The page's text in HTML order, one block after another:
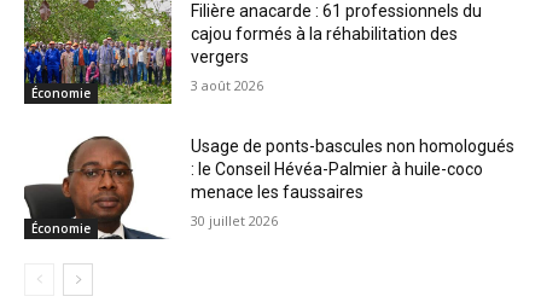
Économie
Filière anacarde : 61 professionnels du
cajou formés à la réhabilitation des
vergers
3 août 2026
Économie
Usage de ponts-bascules non homologués
: le Conseil Hévéa-Palmier à huile-coco
menace les faussaires
30 juillet 2026